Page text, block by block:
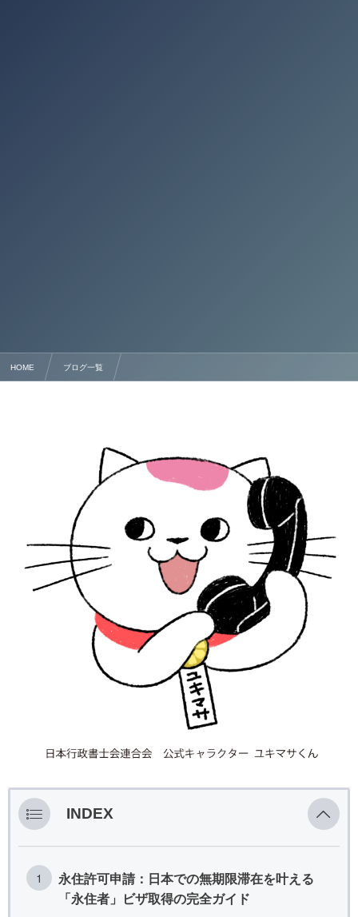
HOME ブログ一覧
INDEX
永住許可申請：日本での無期限滞在を叶える
「永住者」ビザ取得の完全ガイド